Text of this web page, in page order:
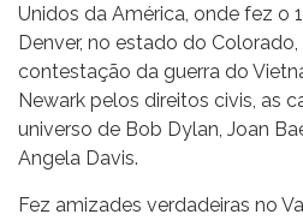
Unidos da América, onde fez o
Denver, no estado do
contestação da guerra do
Newark pelos direitos civis, as
universo de Bob Dylan, Joan
Angela Davis.
Fez amizades verdadeiras no